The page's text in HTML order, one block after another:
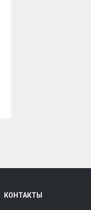
КОНТАКТЫ